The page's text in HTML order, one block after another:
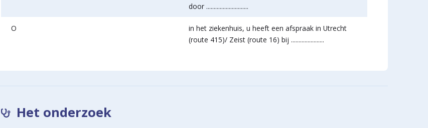
door ............................
O
in het ziekenhuis, u heeft een afspraak in Utrecht
(route 415)/ Zeist (route 16) bij ......................
Het onderzoek